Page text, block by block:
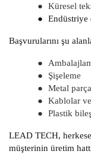
●
Küresel
●
Endüstriye
Başvurularını şu
●
●
Şişeleme
●
Metal
●
Kablolar
●
Plastik
LEAD TECH,
müşterinin üretim